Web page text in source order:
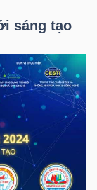
sáng tạo